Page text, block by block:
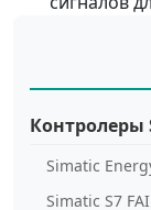
Контролеры
Simatic
Simatic S7